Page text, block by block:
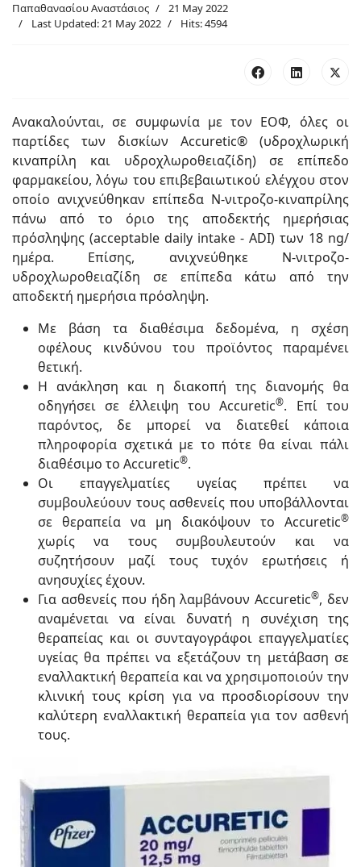
Παπαθανασίου Αναστάσιος
21 May 2022
Last Updated: 21 May 2022
Hits: 4594
Ανακαλούνται, σε συμφωνία με τον ΕΟΦ, όλες οι
παρτίδες των δισκίων Accuretic® (υδροχλωρική
κιναπρίλη και υδροχλωροθειαζίδη) σε επίπεδο
φαρμακείου, λόγω του επιβεβαιωτικού ελέγχου στον
οποίο ανιχνεύθηκαν επίπεδα N-νιτροζο-κιναπρίλης
πάνω από το όριο της αποδεκτής ημερήσιας
πρόσληψης (acceptable daily intake - ADI) των 18 ng/
ημέρα. Επίσης, ανιχνεύθηκε Ν-νιτροζο-
υδροχλωροθειαζίδη σε επίπεδα κάτω από την
αποδεκτή ημερήσια πρόσληψη.
Με βάση τα διαθέσιμα δεδομένα, η σχέση
οφέλους κινδύνου του προϊόντος παραμένει
θετική.
Η ανάκληση και η διακοπή της διανομής θα
οδηγήσει σε έλλειψη του Accuretic®. Επί του
παρόντος, δε μπορεί να διατεθεί κάποια
πληροφορία σχετικά με το πότε θα είναι πάλι
διαθέσιμο το Accuretic®.
Οι επαγγελματίες υγείας πρέπει να
συμβουλεύουν τους ασθενείς που υποβάλλονται
σε θεραπεία να μη διακόψουν το Accuretic®
χωρίς να τους συμβουλευτούν και να
συζητήσουν μαζί τους τυχόν ερωτήσεις ή
ανησυχίες έχουν.
Για ασθενείς που ήδη λαμβάνουν Accuretic®, δεν
αναμένεται να είναι δυνατή η συνέχιση της
θεραπείας και οι συνταγογράφοι επαγγελματίες
υγείας θα πρέπει να εξετάζουν τη μετάβαση σε
εναλλακτική θεραπεία και να χρησιμοποιούν την
κλινική τους κρίση για να προσδιορίσουν την
καλύτερη εναλλακτική θεραπεία για τον ασθενή
τους.